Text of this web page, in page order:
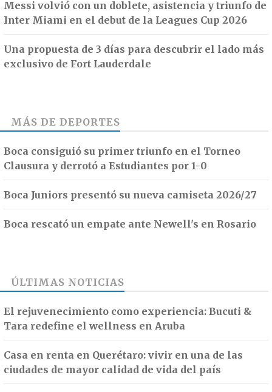
Messi volvió con un doblete, asistencia y triunfo de
Inter Miami en el debut de la Leagues Cup 2026
Una propuesta de 3 días para descubrir el lado más
exclusivo de Fort Lauderdale
MÁS DE DEPORTES
Boca consiguió su primer triunfo en el Torneo
Clausura y derrotó a Estudiantes por 1-0
Boca Juniors presentó su nueva camiseta 2026/27
Boca rescató un empate ante Newell's en Rosario
ÚLTIMAS NOTICIAS
El rejuvenecimiento como experiencia: Bucuti &
Tara redefine el wellness en Aruba
Casa en renta en Querétaro: vivir en una de las
ciudades de mayor calidad de vida del país